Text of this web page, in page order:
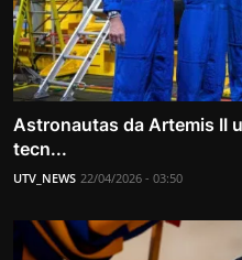
Astronautas da Artemis II
tecn...
UTV_NEWS 22/04/2026 - 03:50